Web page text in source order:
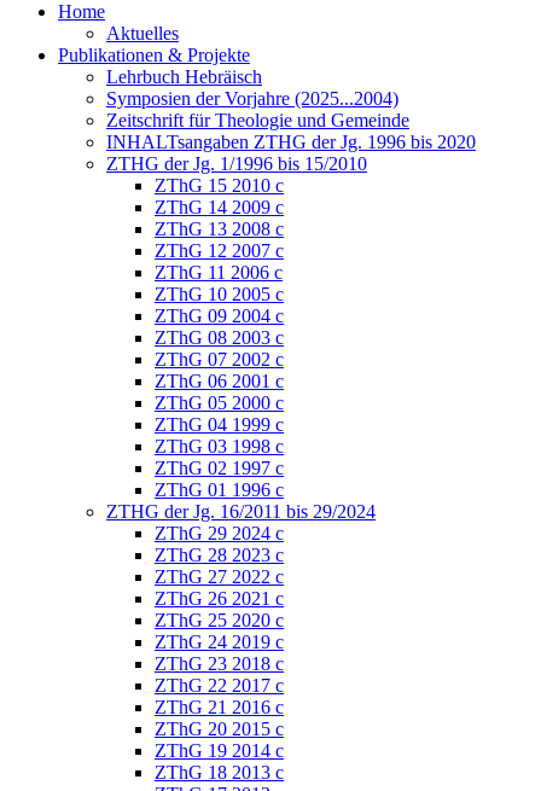
Home
Aktuelles
Publikationen & Projekte
Lehrbuch Hebräisch
Symposien der Vorjahre (2025...2004)
Zeitschrift für Theologie und Gemeinde
INHALTsangaben ZTHG der Jg. 1996 bis 2020
ZTHG der Jg. 1/1996 bis 15/2010
ZThG 15 2010 c
ZThG 14 2009 c
ZThG 13 2008 c
ZThG 12 2007 c
ZThG 11 2006 c
ZThG 10 2005 c
ZThG 09 2004 c
ZThG 08 2003 c
ZThG 07 2002 c
ZThG 06 2001 c
ZThG 05 2000 c
ZThG 04 1999 c
ZThG 03 1998 c
ZThG 02 1997 c
ZThG 01 1996 c
ZTHG der Jg. 16/2011 bis 29/2024
ZThG 29 2024 c
ZThG 28 2023 c
ZThG 27 2022 c
ZThG 26 2021 c
ZThG 25 2020 c
ZThG 24 2019 c
ZThG 23 2018 c
ZThG 22 2017 c
ZThG 21 2016 c
ZThG 20 2015 c
ZThG 19 2014 c
ZThG 18 2013 c